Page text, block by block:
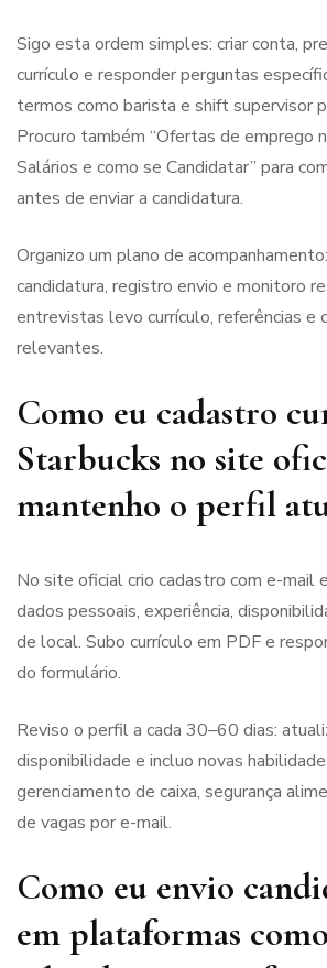
Sigo esta ordem simples: criar conta,
currículo e responder perguntas
termos como barista e shift supervisor
Procuro também “Ofertas de emprego
Salários e como se Candidatar” para
antes de enviar a candidatura.
Organizo um plano de
candidatura, registro envio e monitoro
entrevistas levo currículo, referências e
relevantes.
Como eu cadastro
Starbucks no site
mantenho o perfil
No site oficial crio cadastro com e-mail
dados pessoais, experiência,
de local. Subo currículo em PDF e
do formulário.
Reviso o perfil a cada 30–60 dias:
disponibilidade e incluo novas
gerenciamento de caixa, segurança
de vagas por e-mail.
Como eu envio
em plataformas